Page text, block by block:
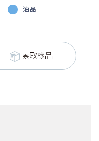
油品
索取樣品